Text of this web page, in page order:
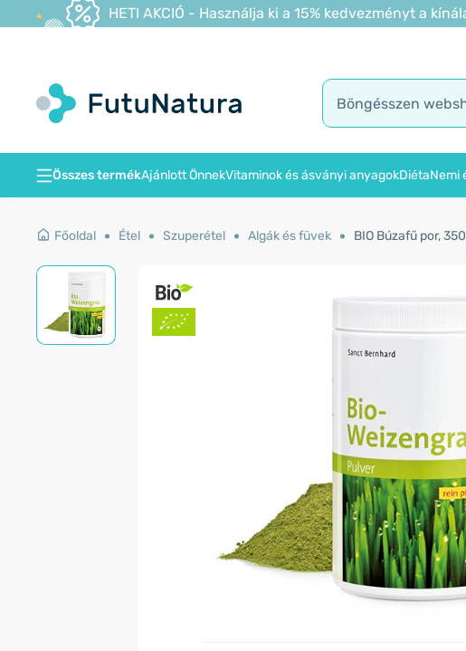
HETI AKCIÓ - Használja ki a 15% kedvezményt a
Összes termékAjánlott ÖnnekVitaminok és ásványi anyagokDiétaNemi
Főoldal Étel Szuperétel Algák és füvek BIO Búzafű por,